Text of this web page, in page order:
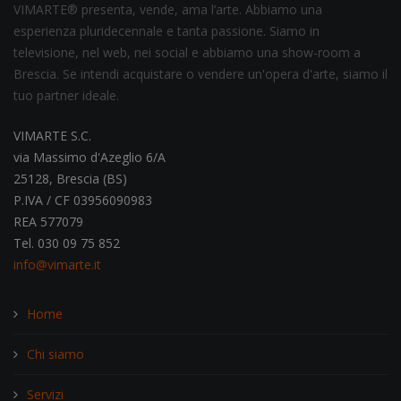
VIMARTE® presenta, vende, ama l’arte. Abbiamo una
esperienza pluridecennale e tanta passione. Siamo in
televisione, nel web, nei social e abbiamo una show-room a
Brescia. Se intendi acquistare o vendere un'opera d'arte, siamo il
tuo partner ideale.
VIMARTE S.C.
via Massimo d'Azeglio 6/A
25128, Brescia (BS)
P.IVA / CF 03956090983
REA 577079
Tel. 030 09 75 852
info@vimarte.it
Home
Chi siamo
Servizi